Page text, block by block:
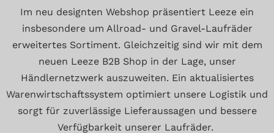
Im neu designten Webshop präsentiert Leeze ein
insbesondere um Allroad- und Gravel-Laufräder
erweitertes Sortiment. Gleichzeitig sind wir mit dem
neuen Leeze B2B Shop in der Lage, unser
Händlernetzwerk auszuweiten. Ein aktualisiertes
Warenwirtschaftssystem optimiert unsere Logistik und
sorgt für zuverlässige Lieferaussagen und bessere
Verfügbarkeit unserer Laufräder.